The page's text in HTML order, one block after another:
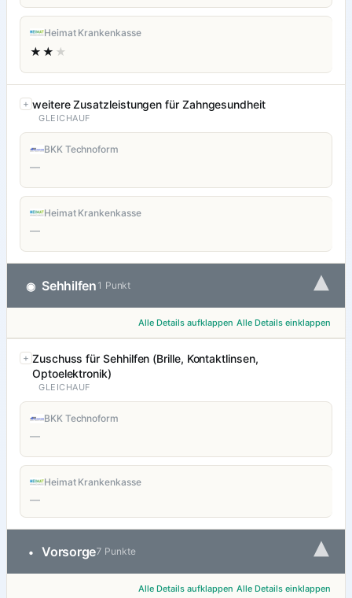
Heimat Krankenkasse
★★ ★
weitere Zusatzleistungen für Zahngesundheit
GLEICHAUF
BKK Technoform
—
Heimat Krankenkasse
—
◉ Sehhilfen 1 Punkt ▾
Alle Details aufklappen Alle Details einklappen
Zuschuss für Sehhilfen (Brille, Kontaktlinsen,
Optoelektronik)
GLEICHAUF
BKK Technoform
—
Heimat Krankenkasse
—
• Vorsorge7 Punkte ▾
Alle Details aufklappen Alle Details einklappen